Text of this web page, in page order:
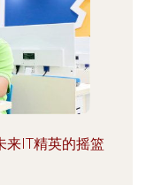
来IT精英的摇篮